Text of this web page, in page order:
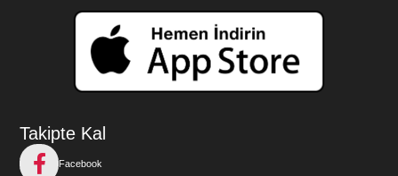
Takipte Kal
Facebook